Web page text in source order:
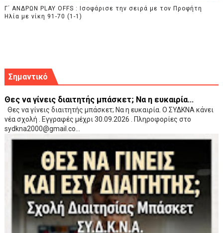
Γ΄ ΑΝΔΡΩΝ PLAY OFFS : Ισοφάρισε την σειρά με τον Προφήτη
Ηλία με νίκη 91-70 (1-1)
Σημαντικό
Θες να γίνεις διαιτητής μπάσκετ; Να η ευκαιρία...
Θες να γίνεις διαιτητής μπάσκετ; Να η ευκαιρία. Ο ΣΥΔΚΝΑ κάνει
νέα σχολή . Εγγραφές μέχρι 30.09.2026 . Πληροφορίες στο
sydkna2000@gmail.co...